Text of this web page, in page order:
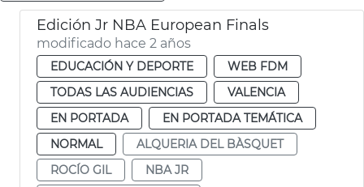
Edición Jr NBA European Finals
modificado hace 2 años
EDUCACIÓN Y DEPORTE
WEB FDM
TODAS LAS AUDIENCIAS
VALENCIA
EN PORTADA
EN PORTADA TEMÁTICA
NORMAL
ALQUERIA DEL BÀSQUET
ROCÍO GIL
NBA JR